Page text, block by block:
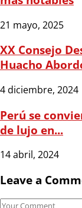
21 mayo, 2025
XX Consejo
Huacho
4 diciembre, 2024
Perú se
de lujo en...
14 abril, 2024
Leave a